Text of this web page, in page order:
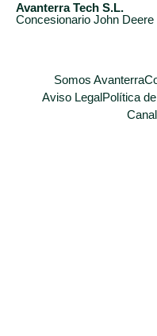
Avanterra Tech S.L.
Concesionario John Deere
Somos Avanterra
Aviso LegalPolítica